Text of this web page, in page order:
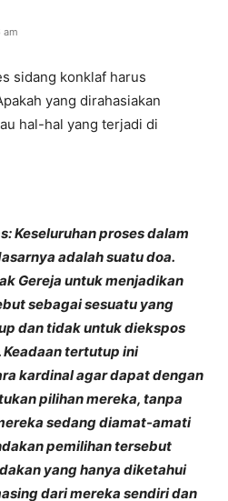
am
sidang konklaf harus
yang dirahasiakan
hal-hal yang terjadi di
Keseluruhan proses dalam
adalah suatu doa.
Gereja untuk menjadikan
sebagai sesuatu yang
dan tidak untuk diekspos
tertutup ini
kardinal agar dapat dengan
pilihan mereka, tanpa
sedang diamat-amati
pemilihan tersebut
yang hanya diketahui
dari mereka sendiri dan